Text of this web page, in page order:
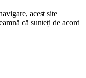
acest site
că sunteți de acord